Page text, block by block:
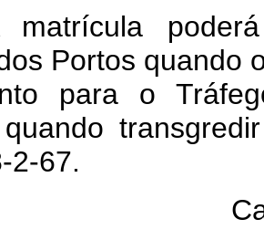
Portos quando
para o
quando
2-67.